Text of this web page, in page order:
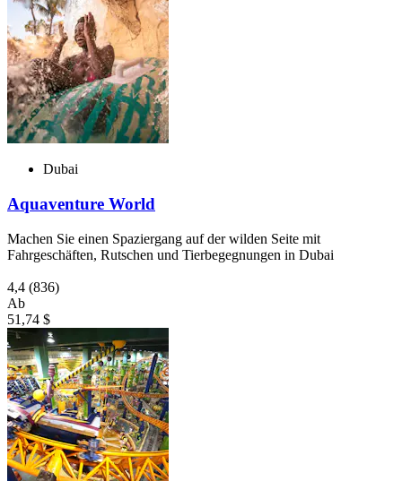
Dubai
Aquaventure World
Machen Sie einen Spaziergang auf der wilden Seite mit
Fahrgeschäften, Rutschen und Tierbegegnungen in Dubai
4,4 (836)
Ab
51,74 $